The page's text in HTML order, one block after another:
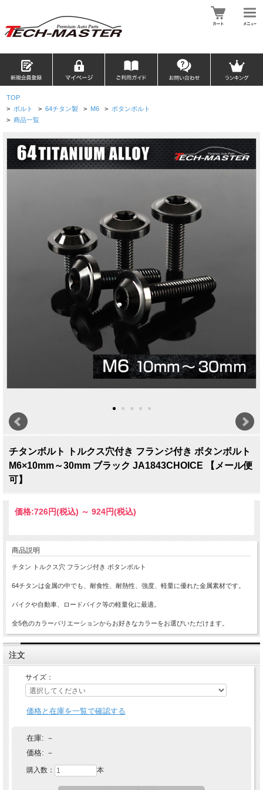
TOP
> ボルト > 64チタン製 > M6 > ボタンボルト
> 商品一覧
チタンボルト トルクス穴付き フランジ付き ボタンボルト
M6×10mm～30mm ブラック JA1843CHOICE 【メール便
可】
価格:726円(税込) ～ 924円(税込)
商品説明
チタン トルクス穴 フランジ付き ボタンボルト
64チタンは金属の中でも、耐食性、耐熱性、強度、軽量に優れた金属素材です。
バイクや自動車、ロードバイク等の軽量化に最適。
全5色のカラーバリエーションからお好きなカラーをお選びいただけます。
注文
サイズ：
価格と在庫を一覧で確認する
在庫: －
価格: －
購入数： 本